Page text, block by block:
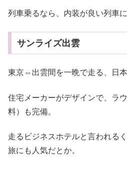
列車乗るなら、内装が良い列車
サンライズ出雲
東京⇔出雲間を一晩で走る、日本
住宅メーカーがデザインで、ラ
料）も完備。
走るビジネスホテルと言われる
旅にも人気だとか。